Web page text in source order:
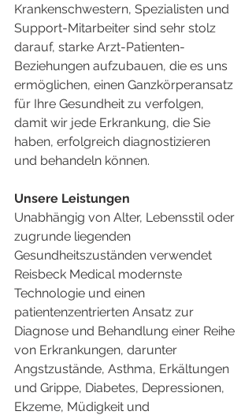
Krankenschwestern, Spezialisten und
Support-Mitarbeiter sind sehr stolz
darauf, starke Arzt-Patienten-
Beziehungen aufzubauen, die es uns
ermöglichen, einen Ganzkörperansatz
für Ihre Gesundheit zu verfolgen,
damit wir jede Erkrankung, die Sie
haben, erfolgreich diagnostizieren
und behandeln können.
Unsere Leistungen
Unabhängig von Alter, Lebensstil oder
zugrunde liegenden
Gesundheitszuständen verwendet
Reisbeck Medical modernste
Technologie und einen
patientenzentrierten Ansatz zur
Diagnose und Behandlung einer Reihe
von Erkrankungen, darunter
Angstzustände, Asthma, Erkältungen
und Grippe, Diabetes, Depressionen,
Ekzeme, Müdigkeit und